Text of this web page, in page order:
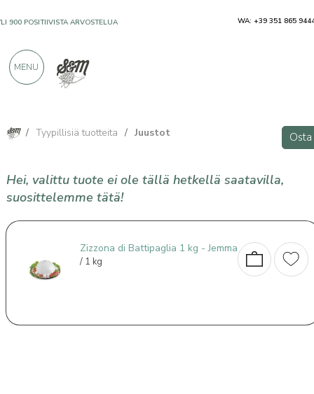
/ Tyypillisiä tuotteita / Juustot Osta
Hei, valittu tuote ei ole tällä hetkellä saatavilla,
suosittelemme tätä!
Zizzona di Battipaglia 1 kg - Jemma
/ 1 kg
900 POSITIIVISTA ARVOSTELUA WA: +39 351 865
MENU